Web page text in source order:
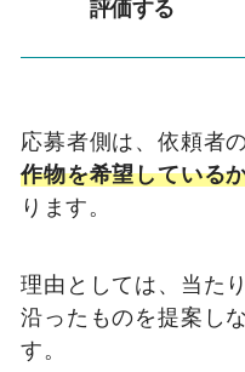
評価する
応募者側は、依頼者
作物を希望している
ります。
理由としては、当た
沿ったものを提案し
す。